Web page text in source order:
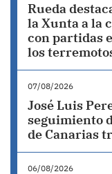
Rueda
la Xunta a la
con partidas
los
07/08/2026
José Luis
seguimiento
de Canarias
06/08/2026